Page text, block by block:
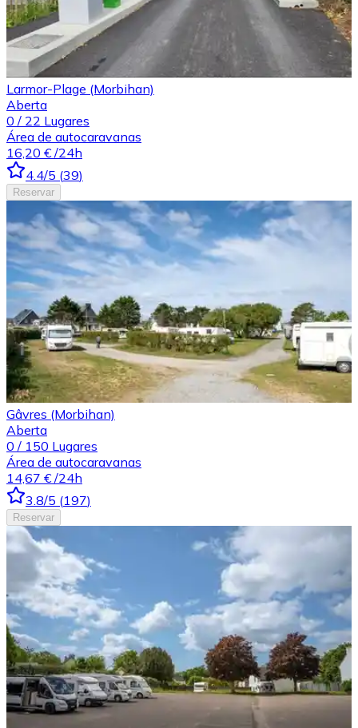
Larmor-Plage (Morbihan)
Aberta
0 / 22 Lugares
Área de autocaravanas
16,20 € /24h
4.4/5 (39)
Reservar
Gâvres (Morbihan)
Aberta
0 / 150 Lugares
Área de autocaravanas
14,67 € /24h
3.8/5 (197)
Reservar